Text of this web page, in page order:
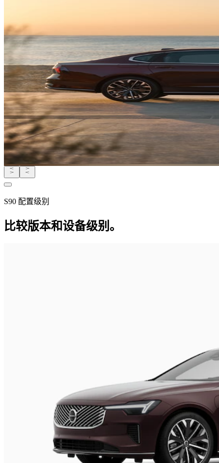
S90 配置级别
比较版本和设备级别。